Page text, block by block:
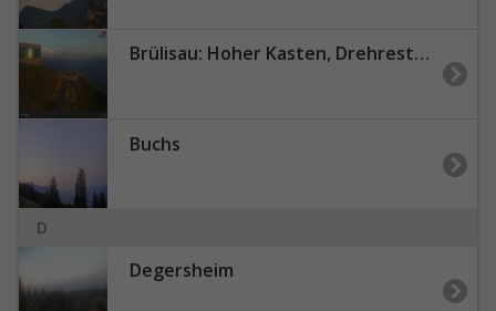
Brülisau: Hoher Kasten, Drehrestaurant
Buchs
D
Degersheim